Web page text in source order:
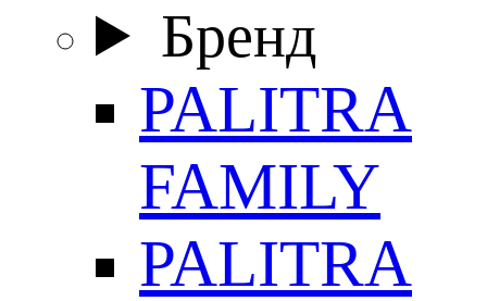
Бренд
PALITRA
FAMILY
PALITRA